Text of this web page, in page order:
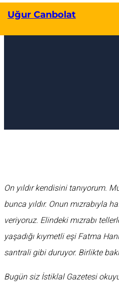
geç
Uğur Canbolat
On yıldır kendisini tanıyorum.
bunca yıldır. Onun mızrabıyla
veriyoruz. Elindeki mızrabı
yaşadığı kıymetli eşi Fatma
santrali gibi duruyor. Birlikte
Bugün siz İstiklal Gazetesi